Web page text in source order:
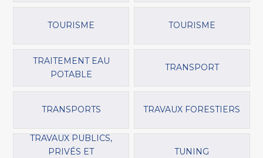
TOURISME TOURISME
TRAITEMENT EAU
POTABLE
TRANSPORT
TRANSPORTS TRAVAUX FORESTIERS
TRAVAUX PUBLICS,
PRIVÉS ET
TUNING